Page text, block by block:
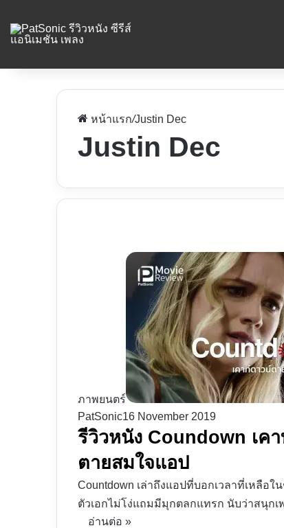
หน้าแรก/Justin Dec
Justin Dec
ภาพยนตร์
PatSonic16 November 2019
รีวิวหนัง Coundown เค
ตายสมใจแอป
Countdown เล่าถึงแอปที่บอกเวลาที่เหลือ
ตัวเอกไม่โง่แถมมีมุกตลกแทรก นับว่าสนุกเ
อ่านต่อ »